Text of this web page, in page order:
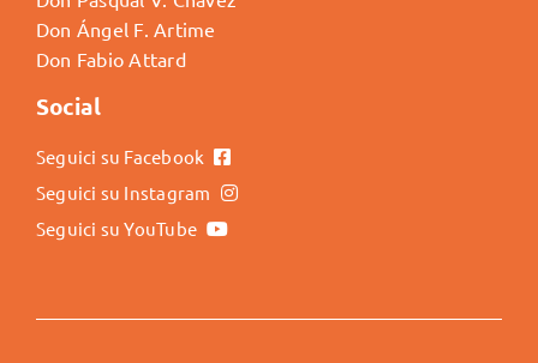
Don Ángel F. Artime
Don Fabio Attard
Social
Seguici su Facebook
Seguici su Instagram
Seguici su YouTube